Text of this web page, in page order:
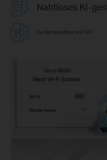
Nahtloses KI-
Kundenspezifisches WiFi